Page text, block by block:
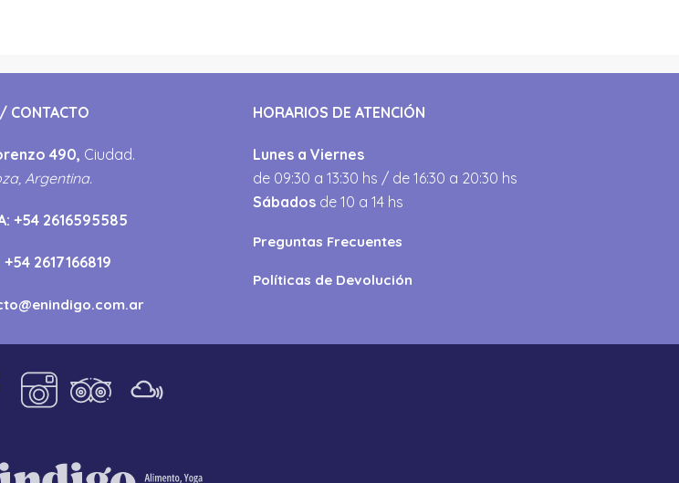
CONTACTO
490, Ciudad.
Argentina.
+54 2616595585
+54 2617166819
HORARIOS DE ATENCIÓN
Lunes a Viernes
de 09:30 a 13:30 hs / de 16:30 a 20:30 hs
Sábados de 10 a 14 hs
Preguntas Frecuentes
Políticas de Devolución